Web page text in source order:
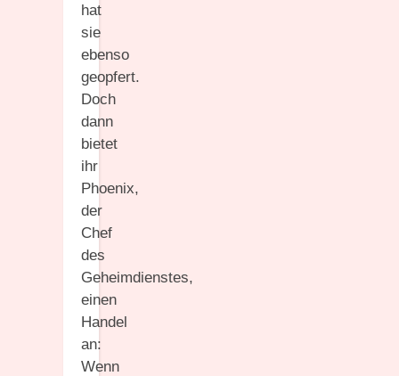
hat
sie
ebenso
geopfert.
Doch
dann
bietet
ihr
Phoenix,
der
Chef
des
Geheimdienstes,
einen
Handel
an:
Wenn